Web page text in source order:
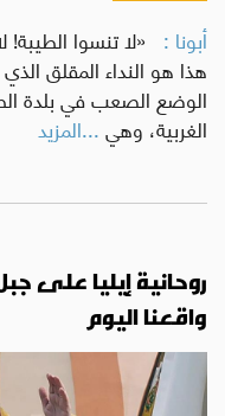
أبونا : «لا تنسوا
هذا هو النداء المقلق
الوضع الصعب في بلدة
الغربية، وهي...المزيد
روحانية إيليا على
واقعنا اليوم